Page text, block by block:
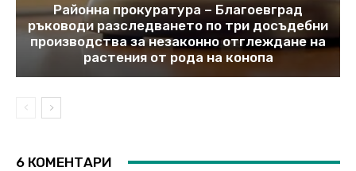
Районна прокуратура – Благоевград
ръководи разследването по три досъдебни
производства за незаконно отглеждане на
растения от рода на конопа
6 КОМЕНТАРИ